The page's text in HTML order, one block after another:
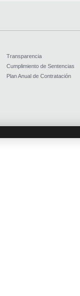
Transparencia
Cumplimiento de Sentencias
Plan Anual de Contratación